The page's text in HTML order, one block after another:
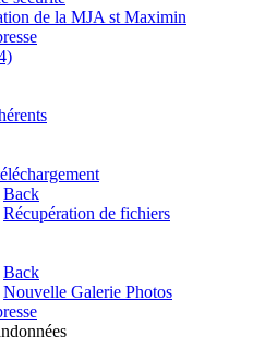
de la MJA st Maximin
Back
Récupération de fichiers
Back
Nouvelle Galerie Photos